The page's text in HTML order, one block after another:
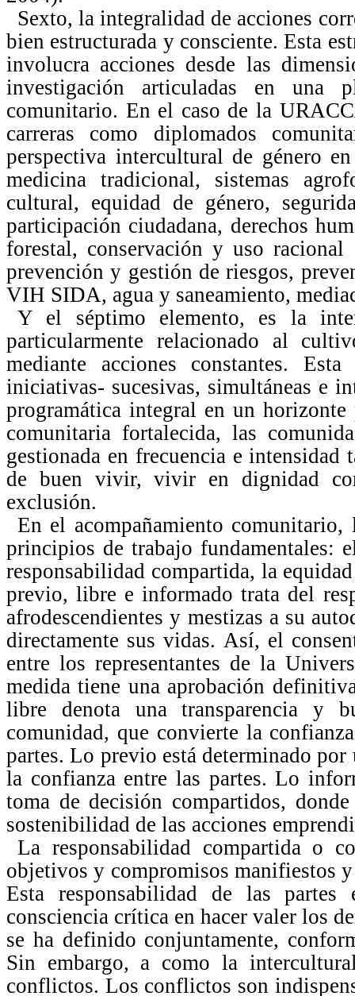
Sexto, la integralidad de acciones
bien estructurada y consciente. Esta
involucra acciones desde las
investigación articuladas en una
comunitario. En el caso de la
carreras como diplomados
perspectiva intercultural de género
medicina tradicional, sistemas
cultural, equidad de género,
participación ciudadana, derechos
forestal, conservación y uso racional
prevención y gestión de riesgos,
VIH SIDA, agua y saneamiento,
Y el séptimo elemento, es la
particularmente relacionado al
mediante acciones constantes.
iniciativas- sucesivas, simultáneas e
programática integral en un
comunitaria fortalecida, las
gestionada en frecuencia e
de buen vivir, vivir en dignidad
exclusión.
En el acompañamiento comunitario,
principios de trabajo fundamentales:
responsabilidad compartida, la
previo, libre e informado trata del
afrodescendientes y mestizas a su
directamente sus vidas. Así, el
entre los representantes de la
medida tiene una aprobación
libre denota una transparencia y
comunidad, que convierte la
partes. Lo previo está determinado
la confianza entre las partes. Lo
toma de decisión compartidos,
sostenibilidad de las acciones
La responsabilidad compartida o
objetivos y compromisos manifiestos
Esta responsabilidad de las
consciencia crítica en hacer valer los
se ha definido conjuntamente,
Sin embargo, a como la
conflictos. Los conflictos son